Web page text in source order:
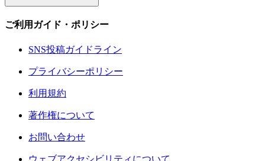
ご利用ガイド・ポリシー
SNS投稿ガイドライン
プライバシーポリシー
利用規約
著作権について
お問い合わせ